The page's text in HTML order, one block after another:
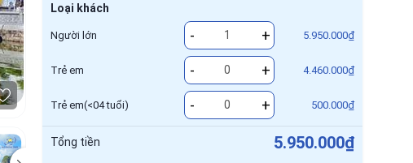
Loại khách
Người lớn - + 5.950.000₫
Trẻ em - + 4.460.000₫
Trẻ em(<04 tuổi) - + 500.000₫
Tổng tiền 5.950.000₫